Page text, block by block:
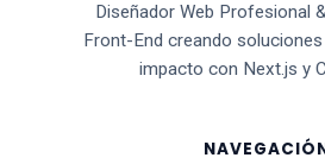
Diseñador Web Profesional
Front-End creando
impacto con Next.js y